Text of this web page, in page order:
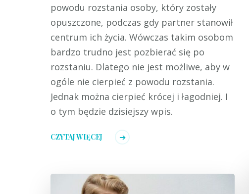
powodu rozstania osoby, który zostały
opuszczone, podczas gdy partner stanowił
centrum ich życia. Wówczas takim osobom
bardzo trudno jest pozbierać się po
rozstaniu. Dlatego nie jest możliwe, aby w
ogóle nie cierpieć z powodu rozstania.
Jednak można cierpieć krócej i łagodniej. I
o tym będzie dzisiejszy wpis.
CZYTAJ WIĘCEJ